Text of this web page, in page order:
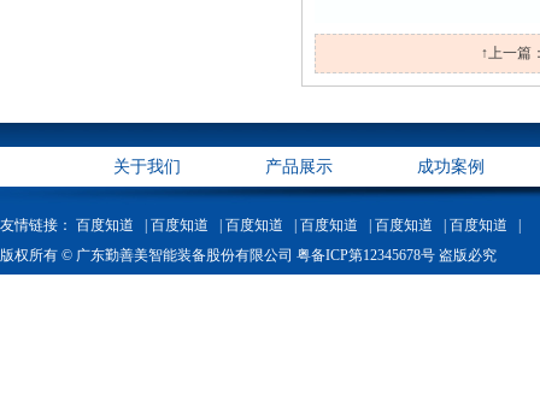
↑上一篇
关于我们 产品展示 成功案例
友情链接： 百度知道 | 百度知道 | 百度知道 | 百度知道 | 百度知道 |
百度知道 |
版权所有 © 广东勤善美智能装备股份有限公司 粤备ICP第12345678号 盗版必究